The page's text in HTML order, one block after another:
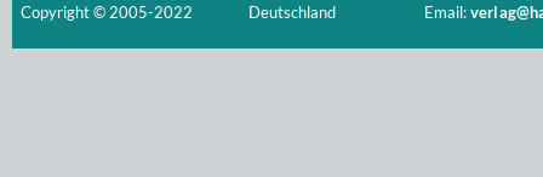
Copyright © 2005-2022
Deutschland
Email: